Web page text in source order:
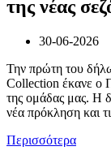
της νέας
30-06-2026
Την πρώτη του
Collection έκανε ο
της ομάδας μας. Η
νέα πρόκληση και
Περισσότερα